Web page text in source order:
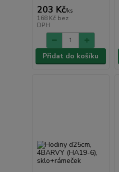
203 Kč/ks
168 Kč bez
DPH
Přidat do košíku